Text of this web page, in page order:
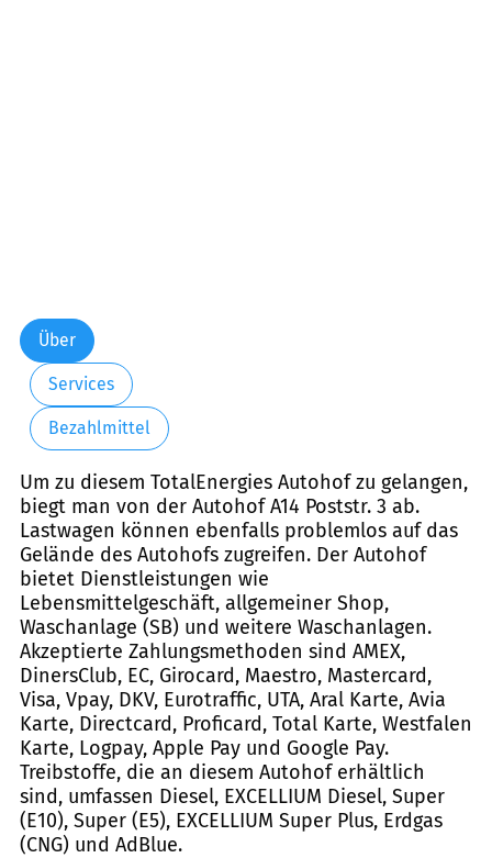
Über
Services
Bezahlmittel
Um zu diesem TotalEnergies Autohof zu gelangen,
biegt man von der Autohof A14 Poststr. 3 ab.
Lastwagen können ebenfalls problemlos auf das
Gelände des Autohofs zugreifen. Der Autohof
bietet Dienstleistungen wie
Lebensmittelgeschäft, allgemeiner Shop,
Waschanlage (SB) und weitere Waschanlagen.
Akzeptierte Zahlungsmethoden sind AMEX,
DinersClub, EC, Girocard, Maestro, Mastercard,
Visa, Vpay, DKV, Eurotraffic, UTA, Aral Karte, Avia
Karte, Directcard, Proficard, Total Karte, Westfalen
Karte, Logpay, Apple Pay und Google Pay.
Treibstoffe, die an diesem Autohof erhältlich
sind, umfassen Diesel, EXCELLIUM Diesel, Super
(E10), Super (E5), EXCELLIUM Super Plus, Erdgas
(CNG) und AdBlue.